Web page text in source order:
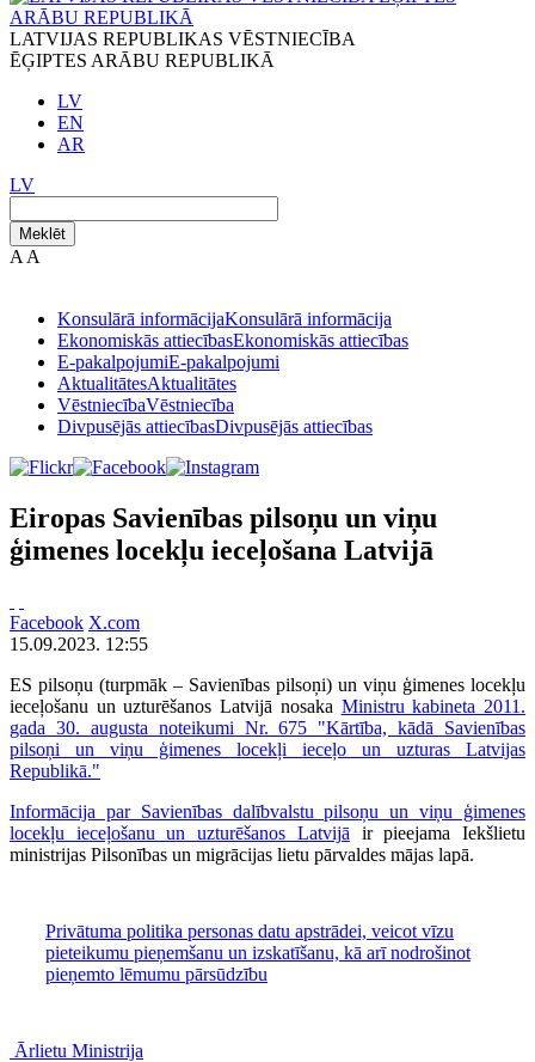
LATVIJAS REPUBLIKAS VĒSTNIECĪBA
ĒĢIPTES ARĀBU REPUBLIKĀ
LV
EN
AR
LV
Meklēt
A A
Konsulārā informācijaKonsulārā informācija
Ekonomiskās attiecībasEkonomiskās attiecības
E-pakalpojumiE-pakalpojumi
AktualitātesAktualitātes
VēstniecībaVēstniecība
Divpusējās attiecībasDivpusējās attiecības
Eiropas Savienības pilsoņu un viņu
ģimenes locekļu ieceļošana Latvijā
Facebook X.com
15.09.2023. 12:55
ES pilsoņu (turpmāk – Savienības pilsoņi) un viņu ģimenes locekļu
ieceļošanu un uzturēšanos Latvijā nosaka Ministru kabineta 2011.
gada 30. augusta noteikumi Nr. 675 "Kārtība, kādā Savienības
pilsoņi un viņu ģimenes locekļi ieceļo un uzturas Latvijas
Republikā."
Informācija par Savienības dalībvalstu pilsoņu un viņu ģimenes
locekļu ieceļošanu un uzturēšanos Latvijā ir pieejama Iekšlietu
ministrijas Pilsonības un migrācijas lietu pārvaldes mājas lapā.
Privātuma politika personas datu apstrādei, veicot vīzu
pieteikumu pieņemšanu un izskatīšanu, kā arī nodrošinot
pieņemto lēmumu pārsūdzību
Ārlietu Ministrija